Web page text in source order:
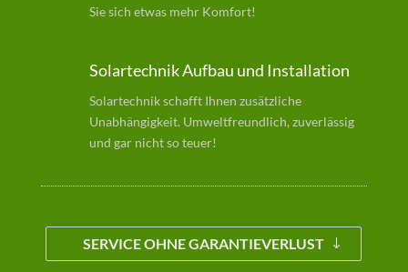
Sie sich etwas mehr Komfort!
Solartechnik Aufbau und Installation
Solartechnik schafft Ihnen zusätzliche
Unabhängigkeit. Umweltfreundlich, zuverlässig
und gar nicht so teuer!
SERVICE OHNE GARANTIEVERLUST